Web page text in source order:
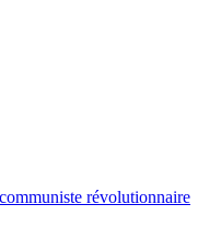
révolutionnaire